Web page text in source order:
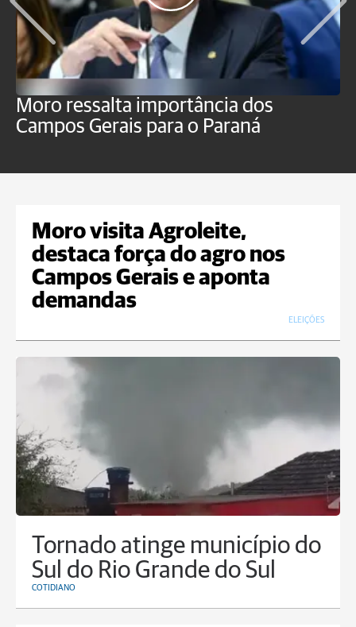
Moro ressalta importância dos
Campos Gerais para o Paraná
Moro visita Agroleite,
destaca força do agro nos
Campos Gerais e aponta
demandas
ELEIÇÕES
Tornado atinge município do
Sul do Rio Grande do Sul
COTIDIANO